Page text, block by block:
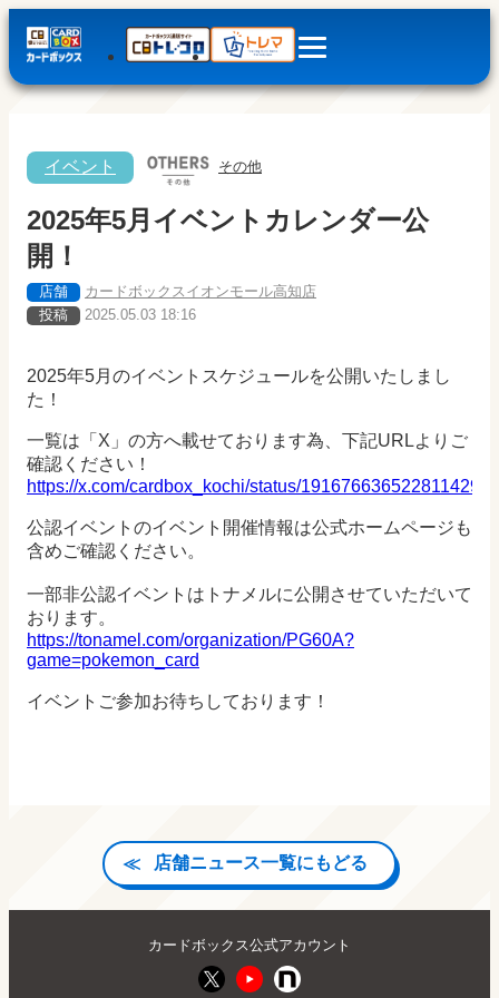
イベント その他
2025年5月イベントカレンダー公
開！
店舗
カードボックスイオンモール高知店
投稿
2025.05.03 18:16
2025年5月のイベントスケジュールを公開いたしまし
た！
一覧は「X」の方へ載せております為、下記URLよりご
確認ください！
https://x.com/cardbox_kochi/status/1916766365228114298
公認イベントのイベント開催情報は公式ホームページも
含めご確認ください。
一部非公認イベントはトナメルに公開させていただいて
おります。
https://tonamel.com/organization/PG60A?
game=pokemon_card
イベントご参加お待ちしております！
店舗ニュース一覧にもどる
カードボックス公式アカウント